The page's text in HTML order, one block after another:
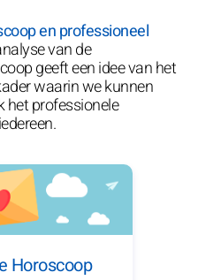
en professioneel
van de
geeft een idee van het
waarin we kunnen
het professionele
Horoscoop